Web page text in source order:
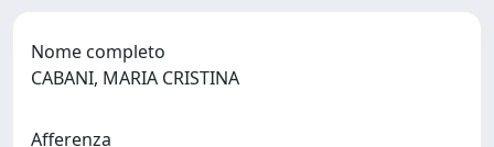
Nome completo
CABANI, MARIA CRISTINA
Afferenza